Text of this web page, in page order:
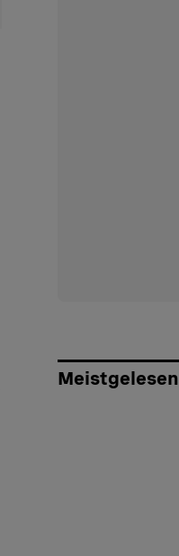
Meistgelesen